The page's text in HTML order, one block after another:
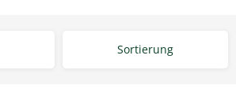
Sortierung